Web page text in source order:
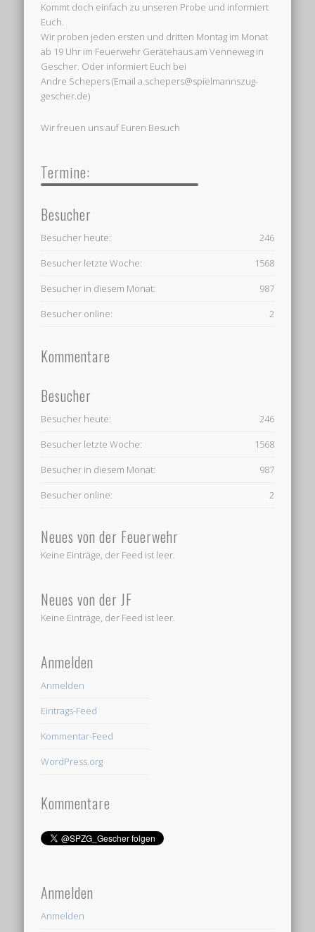
Kommt doch einfach zu unseren Probe und informiert
Euch.
Wir proben jeden ersten und dritten Montag im Monat
ab 19 Uhr im Feuerwehr Gerätehaus am Venneweg in
Gescher. Oder informiert Euch bei
Andre Schepers (Email a.schepers@spielmannszug-
gescher.de)
Wir freuen uns auf Euren Besuch
Termine:
Besucher
246
Besucher heute:
1568
Besucher letzte Woche:
987
Besucher in diesem Monat:
2
Besucher online:
Kommentare
Besucher
246
Besucher heute:
1568
Besucher letzte Woche:
987
Besucher in diesem Monat:
2
Besucher online:
Neues von der Feuerwehr
Keine Einträge, der Feed ist leer.
Neues von der JF
Keine Einträge, der Feed ist leer.
Anmelden
Anmelden
Eintrags-Feed
Kommentar-Feed
WordPress.org
Kommentare
Anmelden
Anmelden